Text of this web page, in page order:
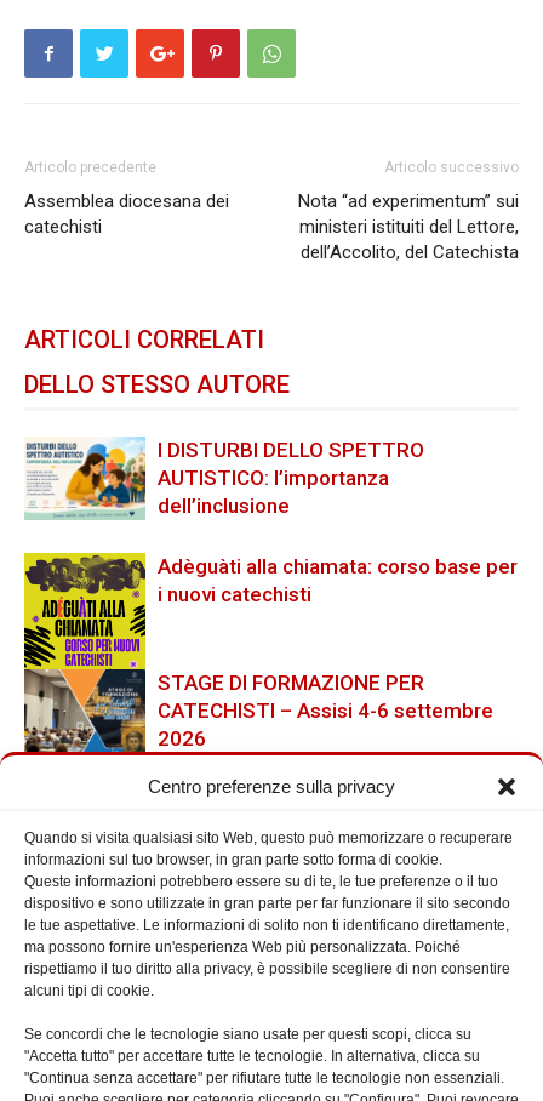
Centro preferenze sulla privacy
Quando si visita qualsiasi sito Web, questo può memorizzare o recuperare
informazioni sul tuo browser, in gran parte sotto forma di cookie.
Queste informazioni potrebbero essere su di te, le tue preferenze o il tuo
dispositivo e sono utilizzate in gran parte per far funzionare il sito secondo
le tue aspettative. Le informazioni di solito non ti identificano direttamente,
ma possono fornire un'esperienza Web più personalizzata. Poiché
rispettiamo il tuo diritto alla privacy, è possibile scegliere di non consentire
alcuni tipi di cookie.
Se concordi che le tecnologie siano usate per questi scopi, clicca su
"Accetta tutto" per accettare tutte le tecnologie. In alternativa, clicca su
"Continua senza accettare" per rifiutare tutte le tecnologie non essenziali.
Articolo precedente
Assemblea diocesana dei
catechisti
Articolo successivo
Nota “ad experimentum” sui
ministeri istituiti del Lettore,
dell’Accolito, del Catechista
ARTICOLI CORRELATI
DELLO STESSO AUTORE
I DISTURBI DELLO SPETTRO
AUTISTICO: l’importanza
dell’inclusione
Adèguàti alla chiamata: corso base per
i nuovi catechisti
STAGE DI FORMAZIONE PER
CATECHISTI – Assisi 4-6 settembre
2026
Cerca nel Sito
Prossimi Eventi